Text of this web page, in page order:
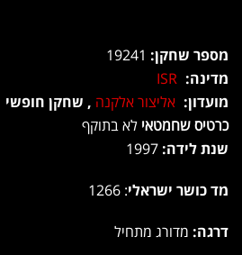
מספר שחקן:
מדינה: ISR
מועדון: אליצור אלקנה , שחקן חופשי
כרטיס שחמטאי לא בתוקף
שנת לידה:
מד כושר ישראלי: 1266
דרגה: מדורג מתחיל